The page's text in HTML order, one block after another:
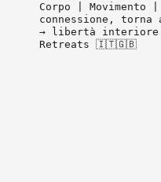
Corpo | Movimento |
connessione, torna
→ libertà interiore
Retreats 🇮🇹🇬🇧